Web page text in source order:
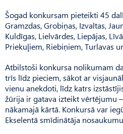
Šogad konkursam pieteikti 45
Gramzdas, Grobiņas, Izvaltas,
Kuldīgas, Lielvārdes, Liepājas,
Priekuļiem, Riebiņiem, Turlavas
Atbilstoši konkursa nolikumam
trīs līdz pieciem, sākot ar
vienu anekdoti, līdz katrs
žūrija ir gatava izteikt vērtējumu
nākamajā kārtā. Konkursā var
Ekselentā smīdinātāja